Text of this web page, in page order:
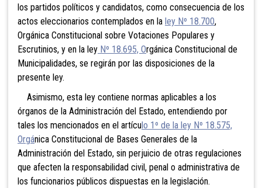
los partidos políticos y candidatos, como consecuencia de los
actos eleccionarios contemplados en la ley Nº 18.700,
Orgánica Constitucional sobre Votaciones Populares y
Escrutinios, y en la ley Nº 18.695, Orgánica Constitucional de
Municipalidades, se regirán por las disposiciones de la
presente ley.
Asimismo, esta ley contiene normas aplicables a los
órganos de la Administración del Estado, entendiendo por
tales los mencionados en el artículo 1º de la ley Nº 18.575,
Orgánica Constitucional de Bases Generales de la
Administración del Estado, sin perjuicio de otras regulaciones
que afecten la responsabilidad civil, penal o administrativa de
los funcionarios públicos dispuestas en la legislación.